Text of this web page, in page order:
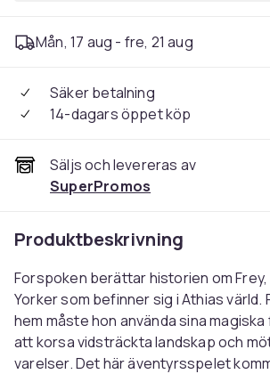
Mån, 17 aug - fre, 21 aug
Säker betalning
14-dagars öppet köp
Säljs och levereras av
SuperPromos
Produktbeskrivning
Forspoken berättar historien om Frey,
Yorker som befinner sig i Athias värld.
hem måste hon använda sina
att korsa vidsträckta landskap och
varelser. Det här äventyrsspelet